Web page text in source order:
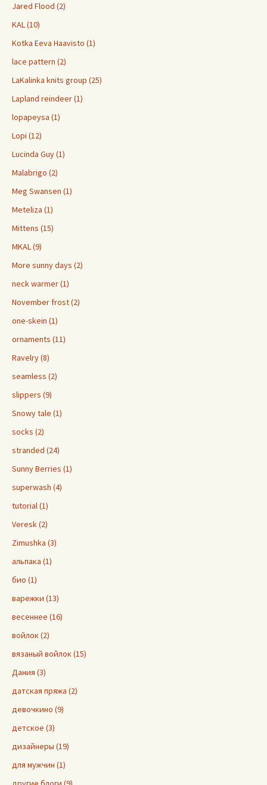
Jared Flood (2)
KAL (10)
Kotka Eeva Haavisto (1)
lace pattern (2)
LaKalinka knits group (25)
Lapland reindeer (1)
lopapeysa (1)
Lopi (12)
Lucinda Guy (1)
Malabrigo (2)
Meg Swansen (1)
Meteliza (1)
Mittens (15)
MKAL (9)
More sunny days (2)
neck warmer (1)
November frost (2)
one-skein (1)
ornaments (11)
Ravelry (8)
seamless (2)
slippers (9)
Snowy tale (1)
socks (2)
stranded (24)
Sunny Berries (1)
superwash (4)
tutorial (1)
Veresk (2)
Zimushka (3)
альпака (1)
био (1)
варежки (13)
весеннее (16)
войлок (2)
вязаный войлок (15)
Дания (3)
датская пряжа (2)
девочкино (9)
детское (3)
дизайнеры (19)
для мужчин (1)